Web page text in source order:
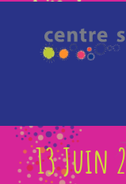
contenu
13 Juin